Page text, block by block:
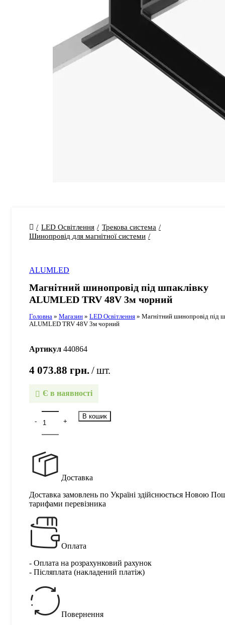
LED Освітлення
Трекова система
Шинопровід для магнітної системи
ALUMLED
Магнітний шинопровід під шпаклівку
ALUMLED TRV 48V 3м чорний
Головна » Магазин » LED Освітлення » Магнітний шинопровід під
ALUMLED TRV 48V 3м чорний
Артикул 440864
4 073.88 грн. шт.
Є в наявності
В кошик
Доставка
Доставка замовлень по Україні здійснюється Новою
тарифами перевізника
Оплата
- Оплата на розрахунковий рахунок
- Післяплата (накладений платіж)
Повернення